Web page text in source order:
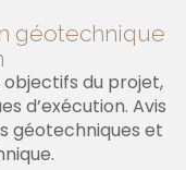
géotechnique
du projet,
d’exécution. Avis
géotechniques et